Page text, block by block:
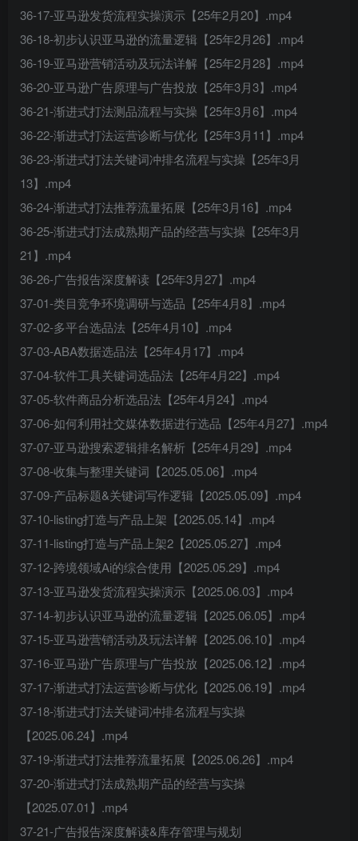
36-17-亚马逊发货流程实操演示【25年2月20】.mp4
36-18-初步认识亚马逊的流量逻辑【25年2月26】.mp4
36-19-亚马逊营销活动及玩法详解【25年2月28】.mp4
36-20-亚马逊广告原理与广告投放【25年3月3】.mp4
36-21-渐进式打法测品流程与实操【25年3月6】.mp4
36-22-渐进式打法运营诊断与优化【25年3月11】.mp4
36-23-渐进式打法关键词冲排名流程与实操【25年3月
13】.mp4
36-24-渐进式打法推荐流量拓展【25年3月16】.mp4
36-25-渐进式打法成熟期产品的经营与实操【25年3月
21】.mp4
36-26-广告报告深度解读【25年3月27】.mp4
37-01-类目竞争环境调研与选品【25年4月8】.mp4
37-02-多平台选品法【25年4月10】.mp4
37-03-ABA数据选品法【25年4月17】.mp4
37-04-软件工具关键词选品法【25年4月22】.mp4
37-05-软件商品分析选品法【25年4月24】.mp4
37-06-如何利用社交媒体数据进行选品【25年4月27】.mp4
37-07-亚马逊搜索逻辑排名解析【25年4月29】.mp4
37-08-收集与整理关键词【2025.05.06】.mp4
37-09-产品标题&关键词写作逻辑【2025.05.09】.mp4
37-10-listing打造与产品上架【2025.05.14】.mp4
37-11-listing打造与产品上架2【2025.05.27】.mp4
37-12-跨境领域Ai的综合使用【2025.05.29】.mp4
37-13-亚马逊发货流程实操演示【2025.06.03】.mp4
37-14-初步认识亚马逊的流量逻辑【2025.06.05】.mp4
37-15-亚马逊营销活动及玩法详解【2025.06.10】.mp4
37-16-亚马逊广告原理与广告投放【2025.06.12】.mp4
37-17-渐进式打法运营诊断与优化【2025.06.19】.mp4
37-18-渐进式打法关键词冲排名流程与实操
【2025.06.24】.mp4
37-19-渐进式打法推荐流量拓展【2025.06.26】.mp4
37-20-渐进式打法成熟期产品的经营与实操
【2025.07.01】.mp4
37-21-广告报告深度解读&库存管理与规划